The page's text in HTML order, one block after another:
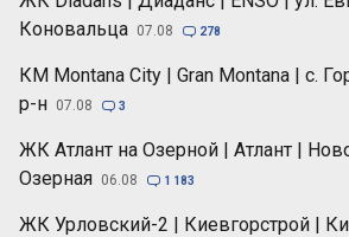
Коновальца 07.08  278
КМ Montana City | Gran Montana | с.
р-н 07.08  3
ЖК Атлант на Озерной | Атлант |
Озерная 06.08  1 183
ЖК Урловский-2 | Киевгорстрой |